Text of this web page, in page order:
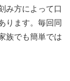
み方によって口
ります。毎回同
族でも簡単では